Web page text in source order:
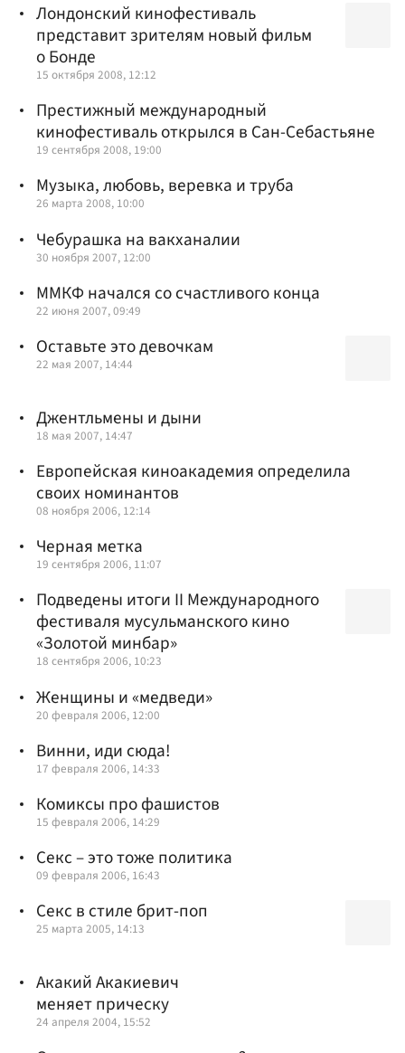
Лондонский кинофестиваль
представит зрителям новый фильм
о Бонде
15 октября 2008, 12:12
Престижный международный
кинофестиваль открылся в Сан-Себастьяне
19 сентября 2008, 19:00
Музыка, любовь, веревка и труба
26 марта 2008, 10:00
Чебурашка на вакханалии
30 ноября 2007, 12:00
ММКФ начался со счастливого конца
22 июня 2007, 09:49
Оставьте это девочкам
22 мая 2007, 14:44
Джентльмены и дыни
18 мая 2007, 14:47
Европейская киноакадемия определила
своих номинантов
08 ноября 2006, 12:14
Черная метка
19 сентября 2006, 11:07
Подведены итоги II Международного
фестиваля мусульманского кино
«Золотой минбар»
18 сентября 2006, 10:23
Женщины и «медведи»
20 февраля 2006, 12:00
Винни, иди сюда!
17 февраля 2006, 14:33
Комиксы про фашистов
15 февраля 2006, 14:29
Секс – это тоже политика
09 февраля 2006, 16:43
Секс в стиле брит-поп
25 марта 2005, 14:13
Акакий Акакиевич
меняет прическу
24 апреля 2004, 15:52